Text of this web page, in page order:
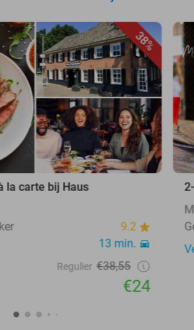
38%
la carte bij Haus
9.2
13 min.
Regulier €38,55
€24